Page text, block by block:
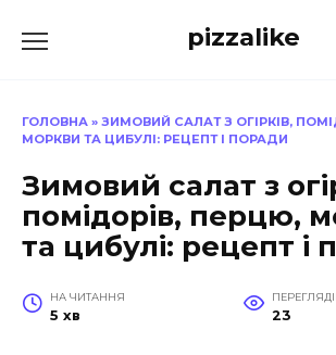
до
pizzalike
ГОЛОВНА » ЗИМОВИЙ САЛАТ З ОГІРКІВ,
МОРКВИ ТА ЦИБУЛІ: РЕЦЕПТ І ПОРАДИ
Зимовий салат з
помідорів, перцю,
та цибулі: рецепт і
НА ЧИТАННЯ
5 хв 23